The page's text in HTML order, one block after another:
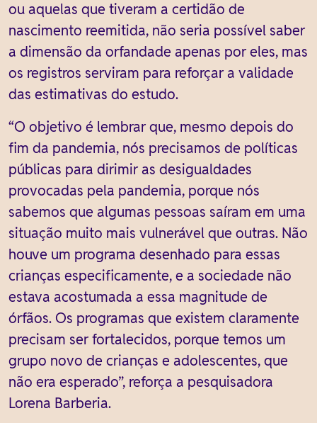
ou aquelas que tiveram a certidão de
nascimento reemitida, não seria possível saber
a dimensão da orfandade apenas por eles, mas
os registros serviram para reforçar a validade
das estimativas do estudo.
“O objetivo é lembrar que, mesmo depois do
fim da pandemia, nós precisamos de políticas
públicas para dirimir as desigualdades
provocadas pela pandemia, porque nós
sabemos que algumas pessoas saíram em uma
situação muito mais vulnerável que outras. Não
houve um programa desenhado para essas
crianças especificamente, e a sociedade não
estava acostumada a essa magnitude de
órfãos. Os programas que existem claramente
precisam ser fortalecidos, porque temos um
grupo novo de crianças e adolescentes, que
não era esperado”, reforça a pesquisadora
Lorena Barberia.